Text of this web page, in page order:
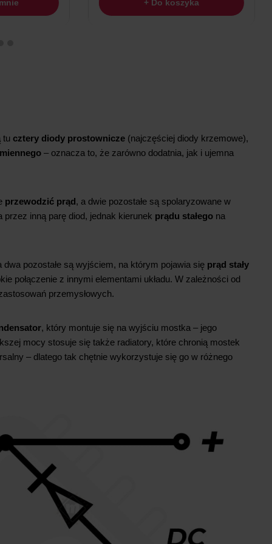
+ Do koszyka
tu cztery diody prostownicze (najczęściej diody krzemowe),
– oznacza to, że zarówno dodatnia, jak i ujemna
przewodzić prąd, a dwie pozostałe są spolaryzowane w
inną parę diod, jednak kierunek prądu stałego na
pozostałe są wyjściem, na którym pojawia się prąd stały
połączenie z innymi elementami układu. W zależności od
przemysłowych.
, który montuje się na wyjściu mostka – jego
mocy stosuje się także radiatory, które chronią mostek
– dlatego tak chętnie wykorzystuje się go w różnego